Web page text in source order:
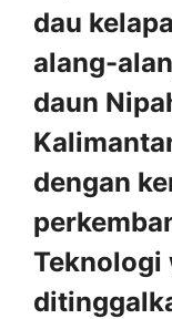
dau
alang-
daun
dengan
Teknologi